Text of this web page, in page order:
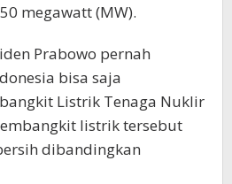
megawatt (MW).
Prabowo pernah
bisa saja
Listrik Tenaga Nuklir
listrik tersebut
dibandingkan